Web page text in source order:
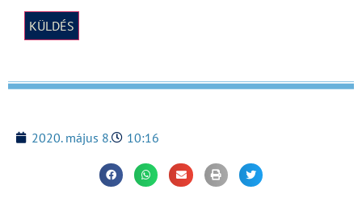
2020. május 8. 10:16